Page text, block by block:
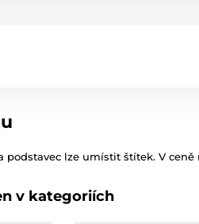
podstavec lze umístit štítek. V
v kategoriích